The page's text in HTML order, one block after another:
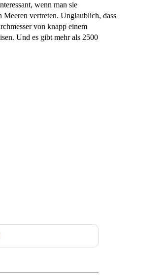
wenn man sie
Meeren vertreten. Unglaublich, dass
von knapp einem
Und es gibt mehr als 2500